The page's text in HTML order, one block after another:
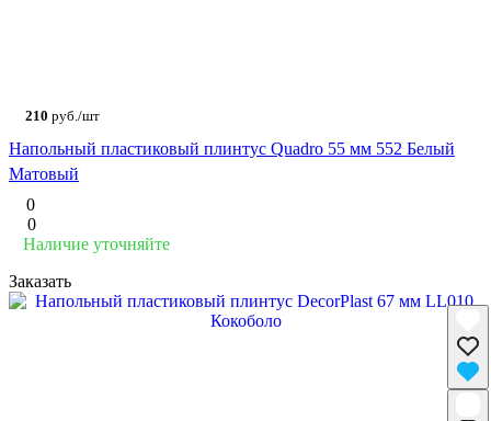
210 руб./шт
Напольный пластиковый плинтус Quadro 55 мм 552 Белый
Матовый
0
0
Наличие уточняйте
Заказать